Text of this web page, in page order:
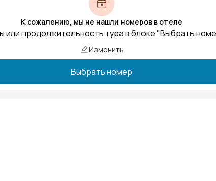
К сожалению, мы не нашли номеров в отеле
или продолжительность тура в блоке "Выбрать
Изменить
Выбрать номер